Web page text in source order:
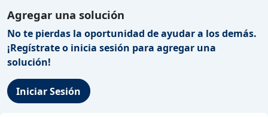
Agregar una solución
No te pierdas la oportunidad de ayudar a los demás.
¡Regístrate o inicia sesión para agregar una
solución!
Iniciar Sesión